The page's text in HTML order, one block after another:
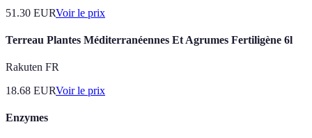
51.30 EURVoir le prix
Terreau Plantes Méditerranéennes Et Agrumes Fertiligène 6l
Rakuten FR
18.68 EURVoir le prix
Enzymes